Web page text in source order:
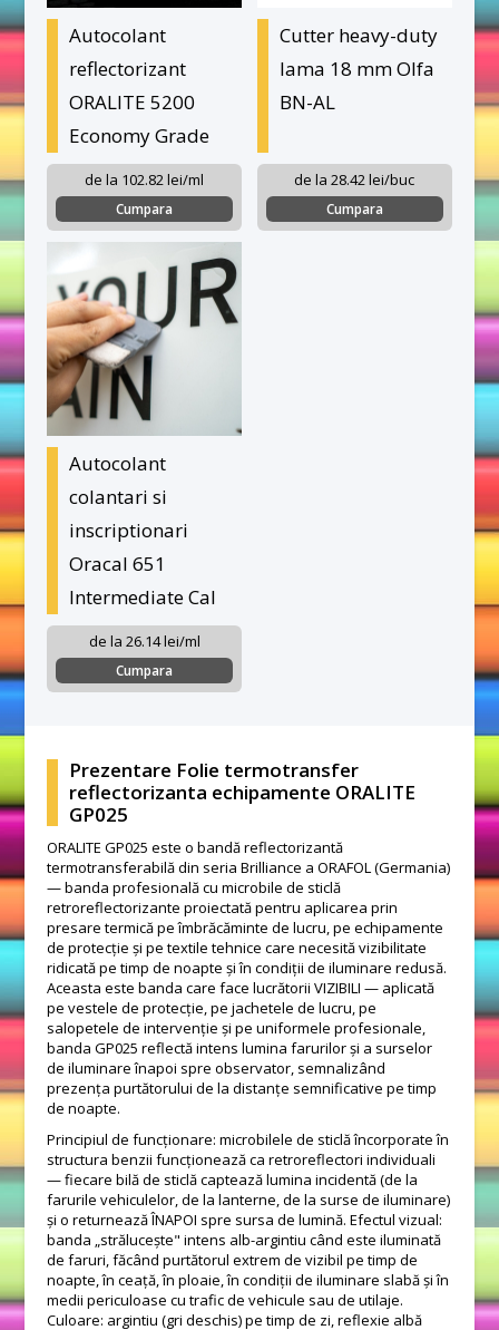
Autocolant
reflectorizant
ORALITE 5200
Economy Grade
de la 102.82 lei/ml
Cumpara
Cutter heavy-duty
lama 18 mm Olfa
BN-AL
de la 28.42 lei/buc
Cumpara
Autocolant
colantari si
inscriptionari
Oracal 651
Intermediate Cal
de la 26.14 lei/ml
Cumpara
Prezentare Folie termotransfer
reflectorizanta echipamente ORALITE
GP025
ORALITE GP025 este o bandă reflectorizantă
termotransferabilă din seria Brilliance a ORAFOL (Germania)
— banda profesională cu microbile de sticlă
retroreflectorizante proiectată pentru aplicarea prin
presare termică pe îmbrăcăminte de lucru, pe echipamente
de protecție și pe textile tehnice care necesită vizibilitate
ridicată pe timp de noapte și în condiții de iluminare redusă.
Aceasta este banda care face lucrătorii VIZIBILI — aplicată
pe vestele de protecție, pe jachetele de lucru, pe
salopetele de intervenție și pe uniformele profesionale,
banda GP025 reflectă intens lumina farurilor și a surselor
de iluminare înapoi spre observator, semnalizând
prezența purtătorului de la distanțe semnificative pe timp
de noapte.
Principiul de funcționare: microbilele de sticlă încorporate în
structura benzii funcționează ca retroreflectori individuali
— fiecare bilă de sticlă captează lumina incidentă (de la
farurile vehiculelor, de la lanterne, de la surse de iluminare)
și o returnează ÎNAPOI spre sursa de lumină. Efectul vizual:
banda „strălucește" intens alb-argintiu când este iluminată
de faruri, făcând purtătorul extrem de vizibil pe timp de
noapte, în ceață, în ploaie, în condiții de iluminare slabă și în
medii periculoase cu trafic de vehicule sau de utilaje.
Culoare: argintiu (gri deschis) pe timp de zi, reflexie albă